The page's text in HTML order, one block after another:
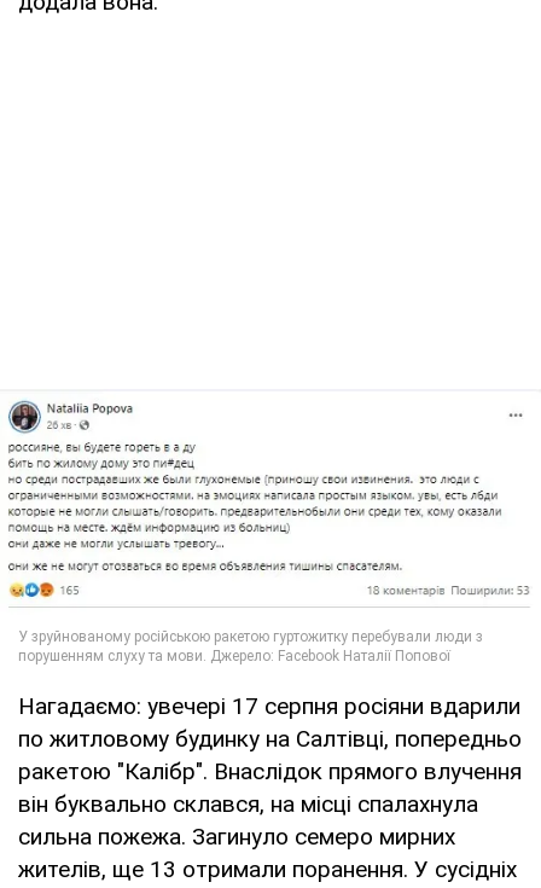
Нагадаємо: увечері 17 серпня росіяни вдарили
по житловому будинку на Салтівці, попередньо
ракетою "Калібр". Внаслідок прямого влучення
він буквально склався, на місці спалахнула
сильна пожежа. Загинуло семеро мирних
жителів, ще 13 отримали поранення. У сусідніх